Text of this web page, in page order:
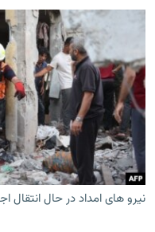
صفحه
بحران مهاجرت
'کووید-۱۹'
تماس
صفحه پشتو
Azadi English
نیرو های امداد در حال انتقال